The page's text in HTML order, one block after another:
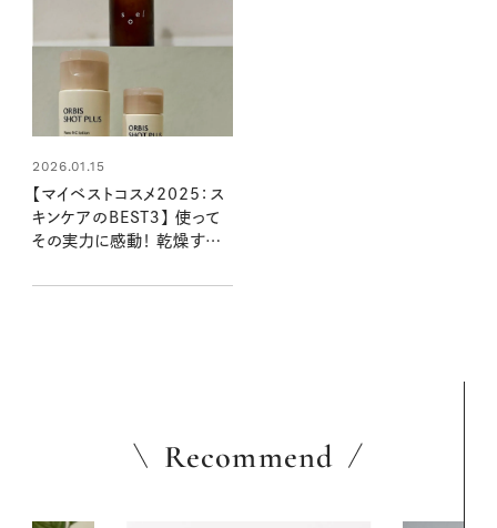
2026.01.15
【マイベストコスメ2025：ス
キンケアのBEST３】 使って
その実力に感動！ 乾燥する
Recommend